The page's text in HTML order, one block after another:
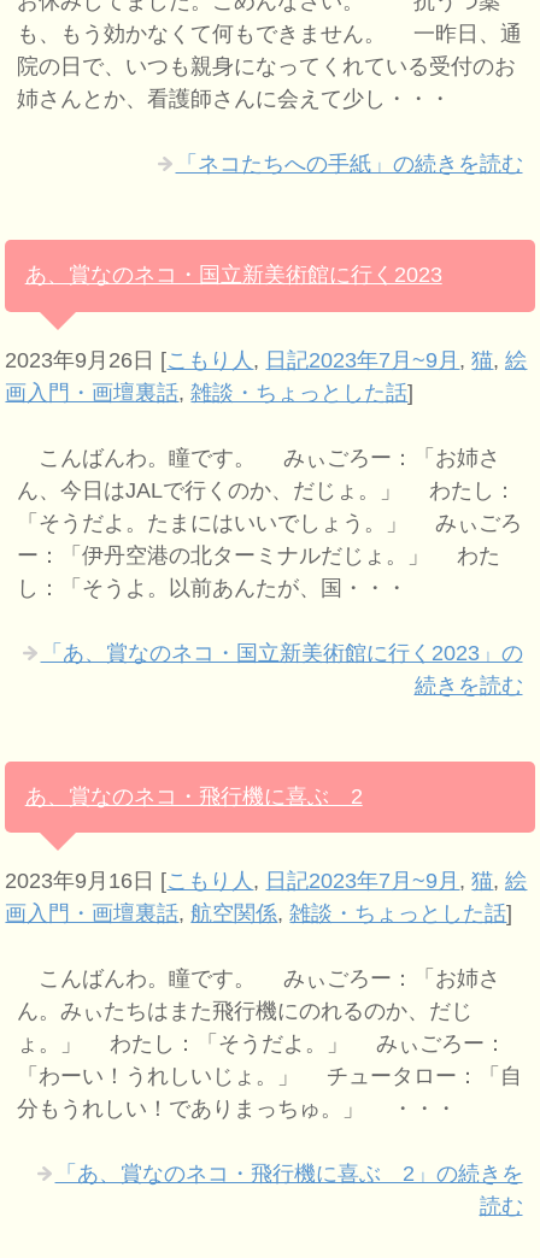
も、もう効かなくて何もできません。 一昨日、通
院の日で、いつも親身になってくれている受付のお
姉さんとか、看護師さんに会えて少し・・・
「ネコたちへの手紙」の続きを読む
あ、賞なのネコ・国立新美術館に行く2023
2023年9月26日 [こもり人 , 日記2023年7月~9月 ,猫,絵
画入門・画壇裏話,雑談・ちょっとした話]
こんばんわ。瞳です。 みぃごろー：「お姉さ
ん、今日はJALで行くのか、だじょ。」 わたし：
「そうだよ。たまにはいいでしょう。」 みぃごろ
ー：「伊丹空港の北ターミナルだじょ。」 わた
し：「そうよ。以前あんたが、国・・・
「あ、賞なのネコ・国立新美術館に行く2023」の
続きを読む
あ、賞なのネコ・飛行機に喜ぶ 2
2023年9月16日 [こもり人 , 日記2023年7月~9月 ,猫,絵
画入門・画壇裏話,航空関係,雑談・ちょっとした話]
こんばんわ。瞳です。 みぃごろー：「お姉さ
ん。みぃたちはまた飛行機にのれるのか、だじ
ょ。」 わたし：「そうだよ。」 みぃごろー：
「わーい！うれしいじょ。」 チュータロー：「自
分もうれしい！でありまっちゅ。」 ・・・
「あ、賞なのネコ・飛行機に喜ぶ 2」の続きを
読む